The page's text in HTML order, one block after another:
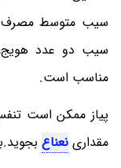
سیب متوسط مصرف
سیب دو عدد
مناسب است.
پیاز ممکن است
مقداری نعناع